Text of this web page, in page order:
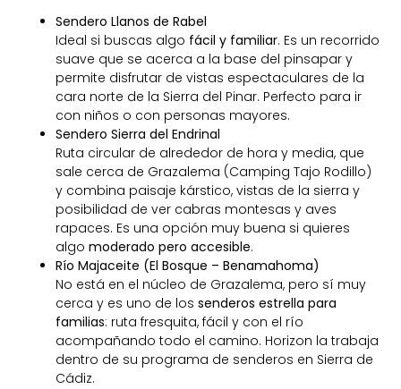
Sendero Llanos de Rabel
Ideal si buscas algo fácil y familiar. Es un recorrido
suave que se acerca a la base del pinsapar y
permite disfrutar de vistas espectaculares de la
cara norte de la Sierra del Pinar. Perfecto para ir
con niños o con personas mayores.
Sendero Sierra del Endrinal
Ruta circular de alrededor de hora y media, que
sale cerca de Grazalema (Camping Tajo Rodillo)
y combina paisaje kárstico, vistas de la sierra y
posibilidad de ver cabras montesas y aves
rapaces. Es una opción muy buena si quieres
algomoderado pero accesible.
Río Majaceite (El Bosque – Benamahoma)
No está en el núcleo de Grazalema, pero sí muy
cerca y es uno de lossenderos estrella para
familias: ruta fresquita, fácil y con el río
acompañando todo el camino. Horizon la trabaja
dentro de su programa de senderos en Sierra de
Cádiz.